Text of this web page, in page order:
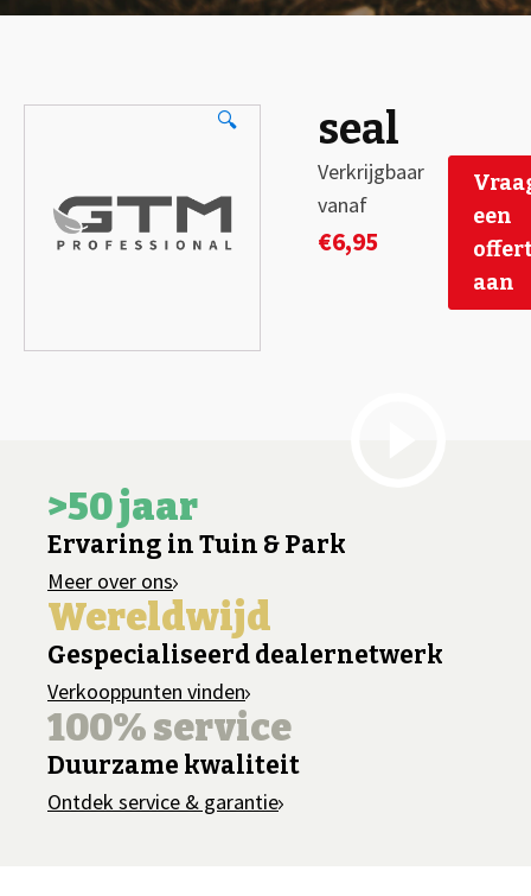
🔍 seal
Verkrijgbaar
vanaf
€6,95
een
aan
>50 jaar
Ervaring in Tuin & Park
Meer over ons
Wereldwijd
Gespecialiseerd dealernetwerk
Verkooppunten vinden
100% service
Duurzame kwaliteit
Ontdek service & garantie